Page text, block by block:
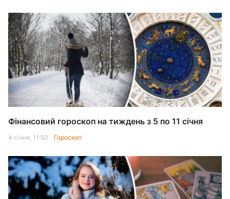
Фінансовий гороскоп на тиждень з 5 по 11 січня
4 січня, 11:50 Гороскоп